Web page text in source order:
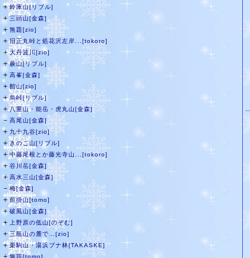
＋鈴庫山[リブル]
＋三頭山[金森]
＋ 無題[zio]
＋旧正丸峠と処花沢左岸...[tokoro]
＋大丹波川[zio]
＋蕨山[リブル]
＋ 高峯[金森]
＋ 館山[zio]
＋烏峠[リブル]
＋八重山・能岳・虎丸山[金森]
－ 高尾山[金森]
＋ 九十九谷[zio]
＋きのこ山[リブル]
＋中藤尾根とか藤光寺山...[tokoro]
＋ 谷川岳[金森]
＋ 高水三山[金森]
－梅[金森]
＋前掛山[tomo]
＋ 破風山[金森]
＋ 上野原の低山[のぞむ]
＋三瓶山の麓で…[zio]
＋栗駒山・湯浜ブナ林[TAKASKE]
＋無題[tomo]